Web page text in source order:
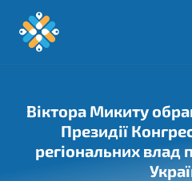
Перейти
Віктора Микиту
Президії
регіональних влад